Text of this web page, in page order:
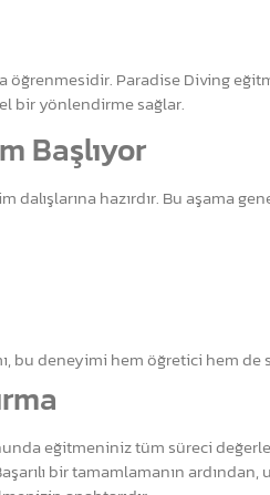
Paradise Diving
bir yönlendirme sağlar.
Başlıyor
hazırdır. Bu aşama
bu deneyimi hem öğretici hem
eğitmeniniz tüm süreci
bir tamamlamanın ardından,